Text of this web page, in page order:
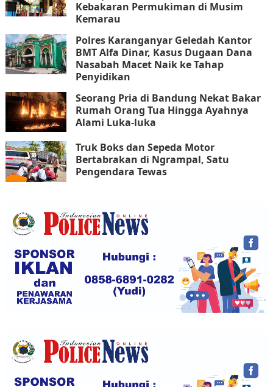
Kebakaran Permukiman di Musim
Kemarau
Polres Karanganyar Geledah Kantor
BMT Alfa Dinar, Kasus Dugaan Dana
Nasabah Macet Naik ke Tahap
Penyidikan
Seorang Pria di Bandung Nekat Bakar
Rumah Orang Tua Hingga Ayahnya
Alami Luka-luka
Truk Boks dan Sepeda Motor
Bertabrakan di Ngrampal, Satu
Pengendara Tewas